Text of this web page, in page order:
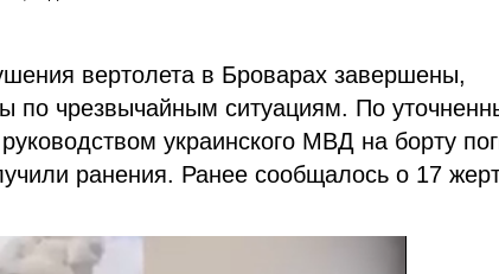
вертолета в Броварах завершены,
по чрезвычайным ситуациям. По
украинского МВД на борту
ранения. Ранее сообщалось о 17